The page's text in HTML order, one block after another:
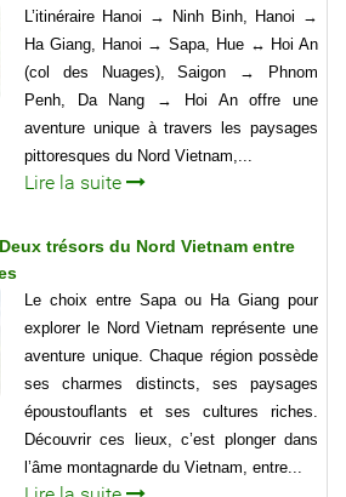
L’itinéraire Hanoi → Ninh Binh, Hanoi →
Ha Giang, Hanoi → Sapa, Hue ↔ Hoi An
(col des Nuages), Saigon → Phnom
Penh, Da Nang → Hoi An offre une
aventure unique à travers les paysages
pittoresques du Nord Vietnam,...
Lire la suite
trésors du Nord Vietnam entre
Le choix entre Sapa ou Ha Giang pour
explorer le Nord Vietnam représente une
aventure unique. Chaque région possède
ses charmes distincts, ses paysages
époustouflants et ses cultures riches.
Découvrir ces lieux, c’est plonger dans
l’âme montagnarde du Vietnam, entre...